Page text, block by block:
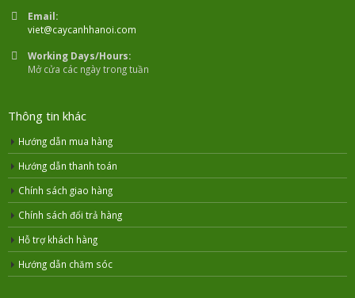
Email:
viet@caycanhhanoi.com
Working Days/Hours:
Mở cửa các ngày trong tuần
Thông tin khác
Hướng dẫn mua hàng
Hướng dẫn thanh toán
Chính sách giao hàng
Chính sách đổi trả hàng
Hỗ trợ khách hàng
Hướng dẫn chăm sóc